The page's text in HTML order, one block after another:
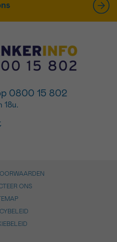
0800 15 802
18u.
ONS